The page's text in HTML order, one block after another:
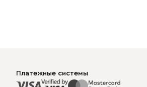
Платежные системы